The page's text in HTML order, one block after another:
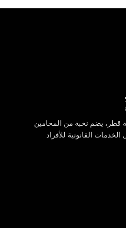
قطر، يضم نخبة من المحامين
القانونية للأفراد